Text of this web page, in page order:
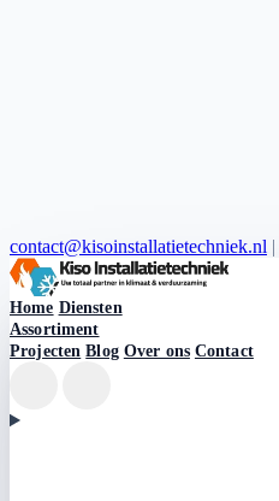
contact@kisoinstallatietechniek.nl |
Kiso Installatietechniek logo
Home Diensten
Assortiment
Projecten Blog Over ons Contact